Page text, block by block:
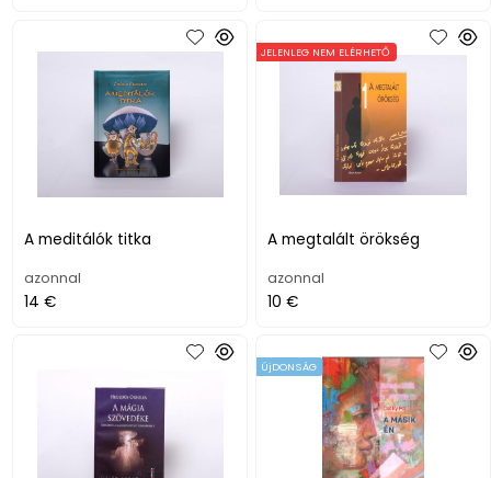
A meditálók titka
azonnal
14 €
A megtalált örökség
JELENLEG NEM ELÉRHETŐ
azonnal
10 €
ÚjDONSÁG